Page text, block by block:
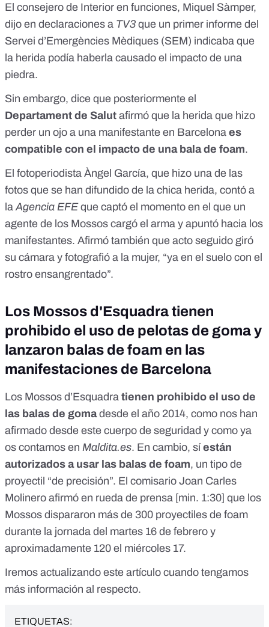
El consejero de Interior en funciones, Miquel Sàmper,
dijo en declaraciones a TV3 que un primer informe del
Servei d’Emergències Mèdiques (SEM) indicaba que
la herida podía haberla causado el impacto de una
piedra.
Sin embargo, dice que posteriormente el
Departament de Salut afirmó que la herida que hizo
perder un ojo a una manifestante en Barcelona es
compatible con el impacto de una bala de foam.
El fotoperiodista Àngel García, que hizo una de las
fotos que se han difundido de la chica herida, contó a
la Agencia EFEque captó el momento en el que un
agente de los Mossos cargó el arma y apuntó hacia los
manifestantes. Afirmó también que acto seguido giró
su cámara y fotografió a la mujer, “ya en el suelo con el
rostro ensangrentado”.
Los Mossos d'Esquadra tienen
prohibido el uso de pelotas de goma y
lanzaron balas de foam en las
manifestaciones de Barcelona
Los Mossos d’Esquadra tienen prohibido el uso de
las balas de gomadesde el año 2014, como nos han
afirmado desde este cuerpo de seguridad y como ya
os contamos en Maldita.es. En cambio, síestán
autorizados a usar las balas de foam, un tipo de
proyectil “de precisión”. El comisario Joan Carles
Molinero afirmó en rueda de prensa [min. 1:30] que los
Mossos dispararon más de 300 proyectiles de foam
durante la jornada del martes 16 de febrero y
aproximadamente 120 el miércoles 17.
Iremos actualizando este artículo cuando tengamos
más información al respecto.
ETIQUETAS: